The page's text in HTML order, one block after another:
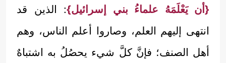
{أن يَعْلَمَهُ علماءُ بني إسرائيل}: الذين قد
انتهى إليهم العلم، وصاروا أعلم الناس، وهم
أهل الصنف؛ فإنَّ كلَّ شيء يحصُلُ به اشتباهٌ